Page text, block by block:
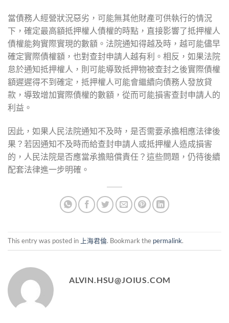
當債務人經營狀況惡劣，可能無其他財產可供執行的情況
下，確定最高額抵押權人債權的時點，直接影響了抵押權人
債權能夠實際實現的數額。法院通知得越及時，越可能儘早
確定實際債權額，也對查封申請人越有利。相反，如果法院
怠於通知抵押權人，則可能導致抵押物被查封之後實際債權
額遲遲得不到確定，抵押權人可能會繼續向債務人發放貸
款，導致增加實際債權的數額，從而可能損害查封申請人的
利益。
因此，如果人民法院通知不及時，是否需要承擔相應法律後
果？若因通知不及時而給查封申請人或抵押權人造成損害
的，人民法院是否應當承擔賠償責任？這些問題，仍待後續
配套法律進一步明確。
This entry was posted in 上海君倫. Bookmark the permalink.
ALVIN.HSU@JOIUS.COM